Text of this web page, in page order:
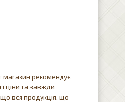
магазин рекомендує
ціни та завжди
що вся продукція, що